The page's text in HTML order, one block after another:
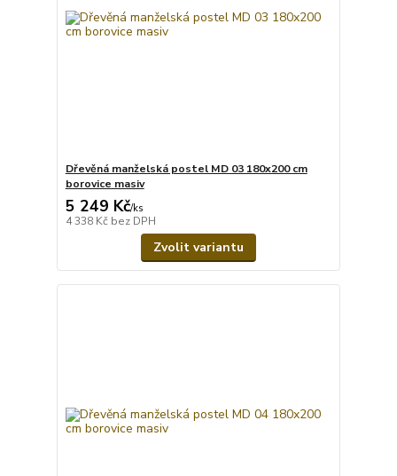
Dřevěná manželská postel MD 03 180x200 cm
borovice masiv
5 249 Kč/ks
4 338 Kč bez DPH
Zvolit variantu